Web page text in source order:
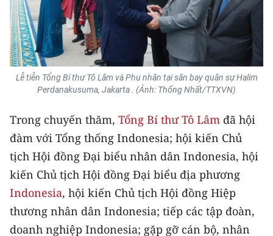
Infographic
TIN MỚI
TIN ĐỊA PHƯƠNG
Trung du và miền núi phía Bắc
Đồng bằng sông Hồng
Bắc Trung Bộ
Duyên hải Nam Trung Bộ và Tây
Nguyên
Lễ tiễn Tổng Bí thư Tô Lâm và Phu nhân tại sân bay quân sự Halim
Perdanakusuma, Jakarta . (Ảnh: Thống Nhất/TTXVN)
Trong chuyến thăm, Tổng Bí thư Tô Lâm đã hội
đàm với Tổng thống Indonesia; hội kiến Chủ
tịch Hội đồng Đại biểu nhân dân Indonesia, hội
kiến Chủ tịch Hội đồng Đại biểu địa phương
Indonesia, hội kiến Chủ tịch Hội đồng Hiệp
thương nhân dân Indonesia; tiếp các tập đoàn,
doanh nghiệp Indonesia; gặp gỡ cán bộ, nhân